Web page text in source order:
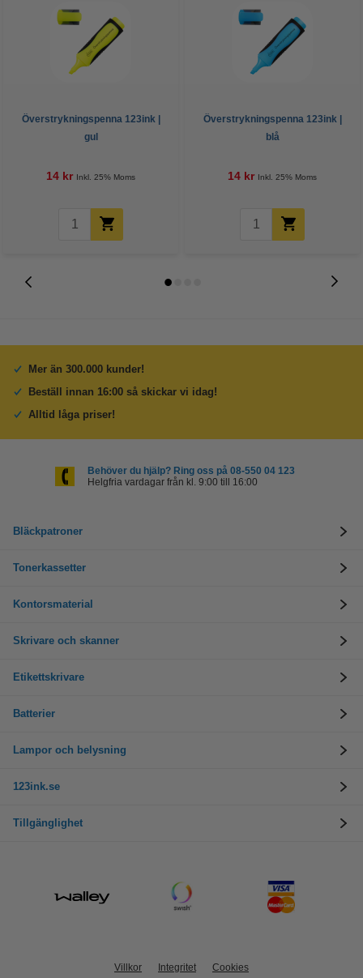
Överstrykningspenna 123ink |
gul
14 kr Inkl. 25% Moms
Överstrykningspenna 123ink |
blå
14 kr Inkl. 25% Moms
Mer än 300.000 kunder!
Beställ innan 16:00 så skickar vi idag!
Alltid låga priser!
Behöver du hjälp? Ring oss på 08-550 04 123
Helgfria vardagar från kl. 9:00 till 16:00
Bläckpatroner
Tonerkassetter
Kontorsmaterial
Skrivare och skanner
Etikettskrivare
Batterier
Lampor och belysning
123ink.se
Tillgänglighet
Villkor Integritet Cookies